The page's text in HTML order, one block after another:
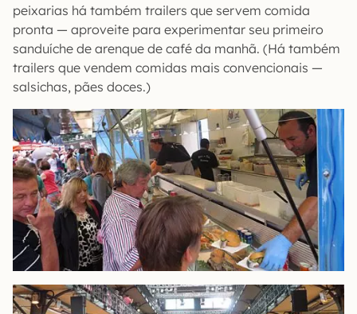
peixarias há também trailers que servem comida
pronta — aproveite para experimentar seu primeiro
sanduíche de arenque de café da manhã. (Há também
trailers que vendem comidas mais convencionais —
salsichas, pães doces.)